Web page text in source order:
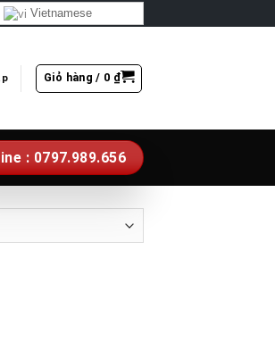
Vietnamese
Giỏ hàng / 0 ₫
: 0797.989.656